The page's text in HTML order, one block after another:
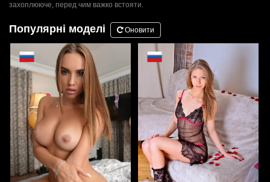
захоплююче, перед чим важко встояти.
Популярні моделі Оновити